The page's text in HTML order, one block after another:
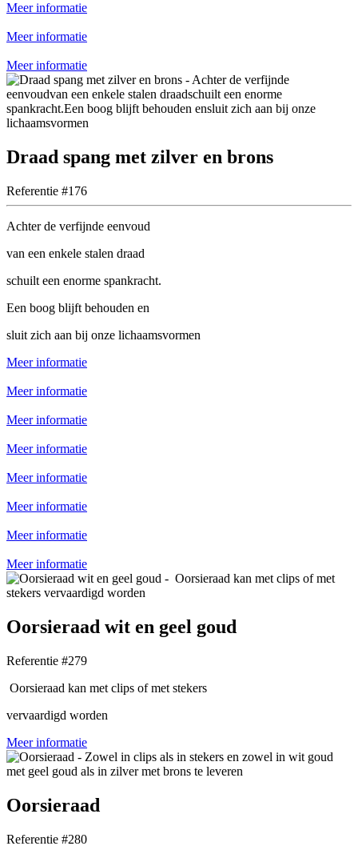
Meer informatie
Meer informatie
Meer informatie
Draad spang met zilver en brons
Referentie #176
Achter de verfijnde eenvoud
van een enkele stalen draad
schuilt een enorme spankracht.
Een boog blijft behouden en
sluit zich aan bij onze lichaamsvormen
Meer informatie
Meer informatie
Meer informatie
Meer informatie
Meer informatie
Meer informatie
Meer informatie
Meer informatie
Oorsieraad wit en geel goud
Referentie #279
Oorsieraad kan met clips of met stekers
vervaardigd worden
Meer informatie
Oorsieraad
Referentie #280